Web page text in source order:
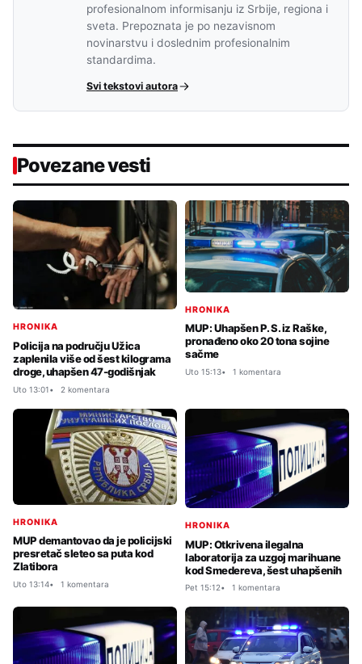
profesionalnom informisanju iz Srbije, regiona i
sveta. Prepoznata je po nezavisnom
novinarstvu i doslednim profesionalnim
standardima.
Svi tekstovi autora
Povezane vesti
HRONIKA
Policija na području Užica
zaplenila više od šest kilograma
droge, uhapšen 47-godišnjak
Uto 13:01 2 komentara
HRONIKA
MUP: Uhapšen P. S. iz Raške,
pronađeno oko 20 tona sojine
sačme
Uto 15:13 1 komentara
HRONIKA
MUP demantovao da je policijski
presretač sleteo sa puta kod
Zlatibora
Uto 13:14 1 komentara
HRONIKA
MUP: Otkrivena ilegalna
laboratorija za uzgoj marihuane
kod Smedereva, šest uhapšenih
Pet 15:12 1 komentara